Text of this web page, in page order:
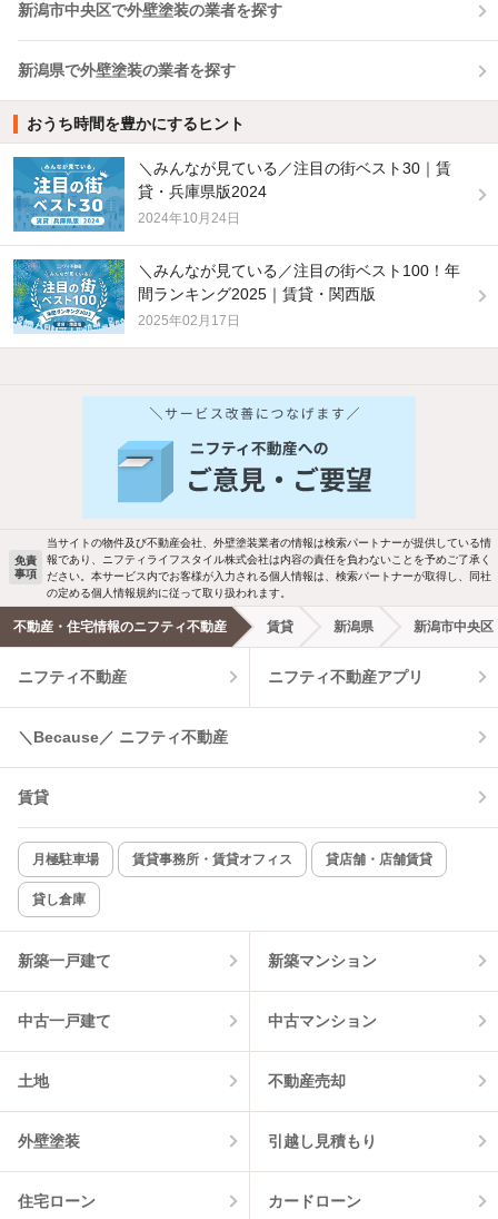
新潟市中央区で外壁塗装の業者を探す
新潟県で外壁塗装の業者を探す
おうち時間を豊かにするヒント
＼みんなが見ている／注目の街ベスト30｜賃
貸・兵庫県版2024
2024年10月24日
＼みんなが見ている／注目の街ベスト100！年
間ランキング2025｜賃貸・関西版
2025年02月17日
免責
事項
当サイトの物件及び不動産会社、外壁塗装業者の情報は検索パートナーが提供している情
報であり、ニフティライフスタイル株式会社は内容の責任を負わないことを予めご了承く
ださい。本サービス内でお客様が入力される個人情報は、検索パートナーが取得し、同社
の定める個人情報規約に従って取り扱われます。
不動産・住宅情報のニフティ不動産 賃貸 新潟県 新潟市中央区
ニフティ不動産 ニフティ不動産アプリ
＼Because／ ニフティ不動産
賃貸
月極駐車場 賃貸事務所・賃貸オフィス 貸店舗・店舗賃貸
貸し倉庫
新築一戸建て 新築マンション
中古一戸建て 中古マンション
土地 不動産売却
外壁塗装 引越し見積もり
住宅ローン カードローン